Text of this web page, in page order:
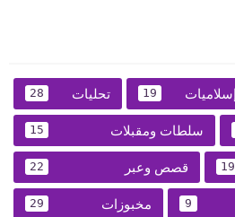
إسلاميات 19 تحليات 28
سلطات ومقبلات 15
19 قصص وعبر 22
9 مخبوزات 29